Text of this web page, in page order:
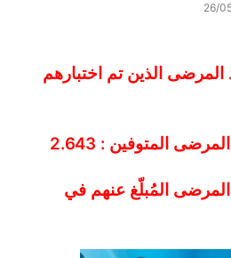
26/
عدد المرضى الذين تم اختبارهم
المرضى المُبلّغ عنهم في